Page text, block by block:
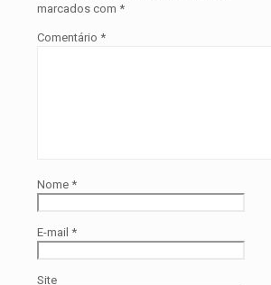
marcados com *
Comentário *
Nome *
E-mail *
Site